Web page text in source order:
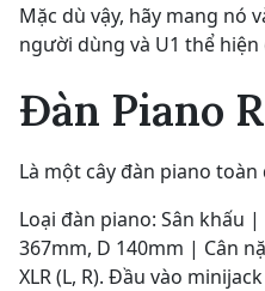
Mặc dù vậy, hãy mang nó
người dùng và U1 thể
Đàn Piano
Là một cây đàn piano
Loại đàn piano: Sân khấu
367mm, D 140mm | Cân
XLR (L, R). Đầu vào